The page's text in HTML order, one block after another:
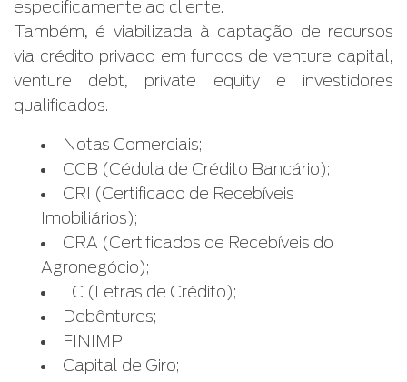
especificamente ao cliente.
Também, é viabilizada à captação de recursos
via crédito privado em fundos de venture capital,
venture debt, private equity e investidores
qualificados.
Notas Comerciais;
CCB (Cédula de Crédito Bancário);
CRI (Certificado de Recebíveis
Imobiliários);
CRA (Certificados de Recebíveis do
Agronegócio);
LC (Letras de Crédito);
Debêntures;
FINIMP;
Capital de Giro;